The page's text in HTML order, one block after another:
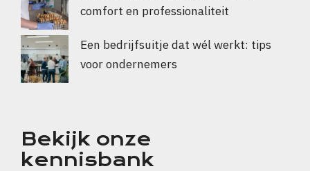
comfort en professionaliteit
Een bedrijfsuitje dat wél werkt: tips
voor ondernemers
Bekijk onze
kennisbank